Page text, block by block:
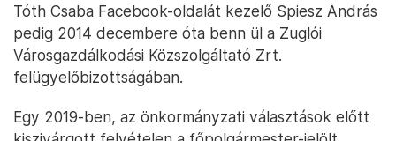
Tóth Csaba Facebook-oldalát kezelő Spiesz András
pedig 2014 decembere óta benn ül a Zuglói
Városgazdálkodási Közszolgáltató Zrt.
felügyelőbizottságában.
Egy 2019-ben, az önkormányzati választások előtt